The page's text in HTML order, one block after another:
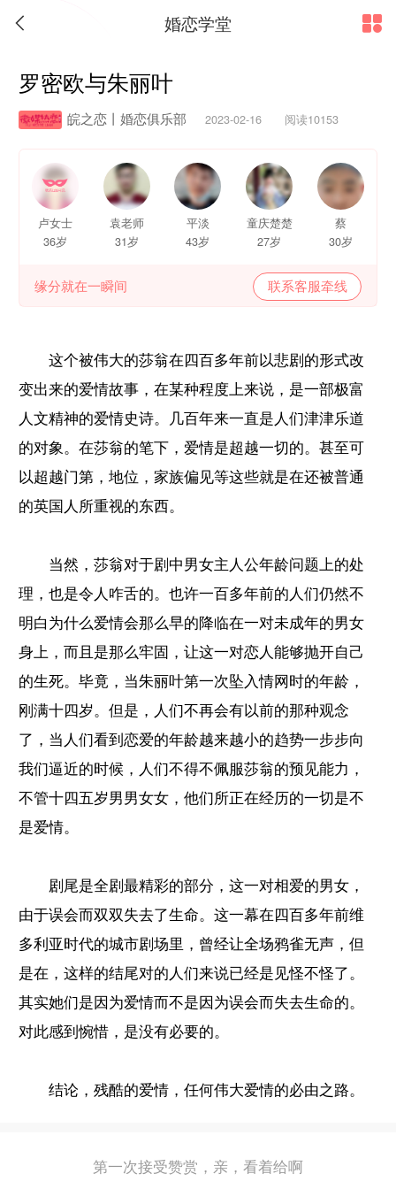
 婚恋学堂
罗密欧与朱丽叶
皖之恋丨婚恋俱乐部 2023-02-16 阅读10153
卢女士
36岁
袁老师
31岁
平淡
43岁
童庆楚楚
27岁
蔡
30岁
缘分就在一瞬间 联系客服牵线
这个被伟大的莎翁在四百多年前以悲剧的形式改
变出来的爱情故事，在某种程度上来说，是一部极富
人文精神的爱情史诗。几百年来一直是人们津津乐道
的对象。在莎翁的笔下，爱情是超越一切的。甚至可
以超越门第，地位，家族偏见等这些就是在还被普通
的英国人所重视的东西。
当然，莎翁对于剧中男女主人公年龄问题上的处
理，也是令人咋舌的。也许一百多年前的人们仍然不
明白为什么爱情会那么早的降临在一对未成年的男女
身上，而且是那么牢固，让这一对恋人能够抛开自己
的生死。毕竟，当朱丽叶第一次坠入情网时的年龄，
刚满十四岁。但是，人们不再会有以前的那种观念
了，当人们看到恋爱的年龄越来越小的趋势一步步向
我们逼近的时候，人们不得不佩服莎翁的预见能力，
不管十四五岁男男女女，他们所正在经历的一切是不
是爱情。
剧尾是全剧最精彩的部分，这一对相爱的男女，
由于误会而双双失去了生命。这一幕在四百多年前维
多利亚时代的城市剧场里，曾经让全场鸦雀无声，但
是在，这样的结尾对的人们来说已经是见怪不怪了。
其实她们是因为爱情而不是因为误会而失去生命的。
对此感到惋惜，是没有必要的。
结论，残酷的爱情，任何伟大爱情的必由之路。
第一次接受赞赏，亲，看着给啊
